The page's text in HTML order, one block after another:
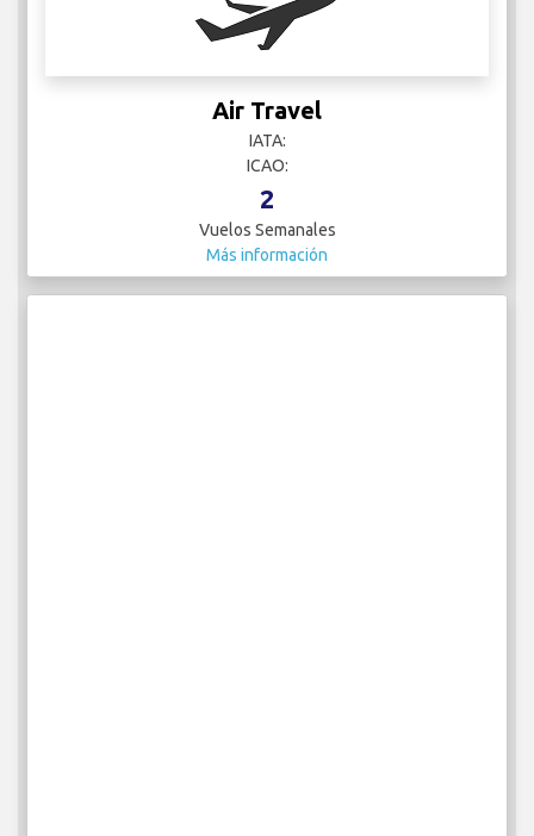
Air Travel
IATA:
ICAO:
2
Vuelos Semanales
Más información